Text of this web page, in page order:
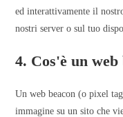
ed interattivamente il
nostri server o sul tuo
4. Cos'è un web
Un web beacon (o pixel
immagine su un sito che